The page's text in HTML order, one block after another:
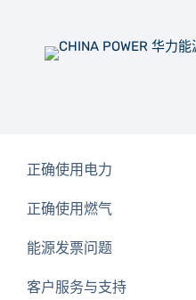
正确使用电力
正确使用燃气
能源发票问题
客户服务与支持